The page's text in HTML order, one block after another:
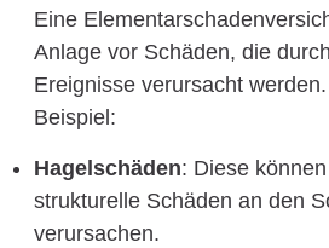
Eine
Anlage vor Schäden, die
Ereignisse verursacht
Beispiel:
Hagelschäden: Diese
strukturelle Schäden an den
verursachen.